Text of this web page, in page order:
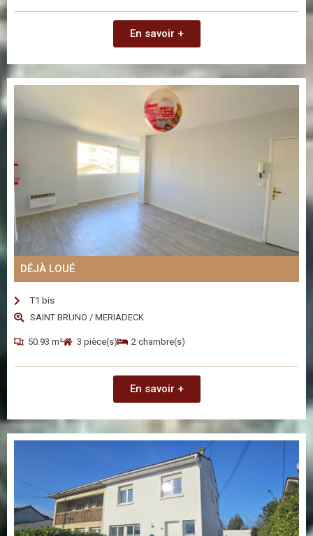
En savoir +
DÉJÀ LOUÉ
T1 bis
SAINT BRUNO / MERIADECK
50.93 m² 3 pièce(s) 2 chambre(s)
En savoir +